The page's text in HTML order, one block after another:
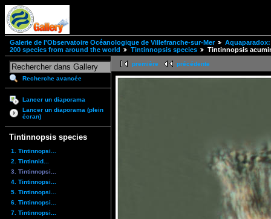
Galerie de l'Observatoire Océanologique de Villefranche-sur-Mer
200 species from around the world
Tintinnopsis species Tintinnopsis
Recherche avancée
Lancer un diaporama
Lancer un diaporama (plein
écran)
Tintinnopsis species
1. Tintinnopsi...
2. Tintinnid...
3. Tintinnopsi...
4. Tintinnopsi...
5. Tintinnopsi...
6. Tintinnopsi...
7. Tintinnopsi...
première précédente